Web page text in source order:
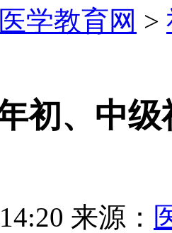
医学教育网 >
初、中
来源：